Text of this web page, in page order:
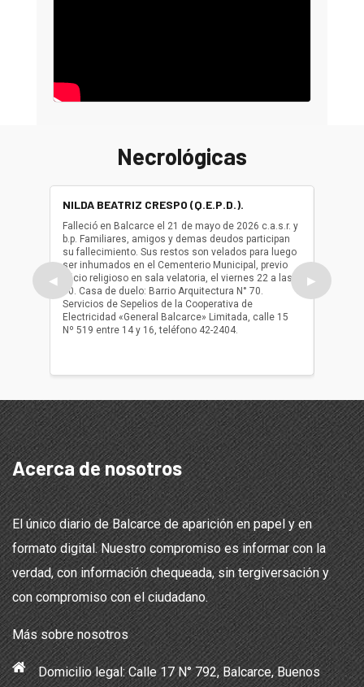
Necrológicas
◀
NILDA BEATRIZ CRESPO (Q.E.P.D.).
Falleció en Balcarce el 21 de mayo de 2026 c.a.s.r. y
b.p. Familiares, amigos y demas deudos participan
su fallecimiento. Sus restos son velados para luego
ser inhumados en el Cementerio Municipal, previo
oficio religioso en sala velatoria, el viernes 22 a las
10. Casa de duelo: Barrio Arquitectura N° 70.
Servicios de Sepelios de la Cooperativa de
Electricidad «General Balcarce» Limitada, calle 15
Nº 519 entre 14 y 16, teléfono 42-2404.
ser
oficio
▶
Acerca de nosotros
El único diario de Balcarce de aparición en papel y en
formato digital. Nuestro compromiso es informar con la
verdad, con información chequeada, sin tergiversación y
con compromiso con el ciudadano.
Más sobre nosotros
Domicilio legal: Calle 17 N° 792, Balcarce, Buenos